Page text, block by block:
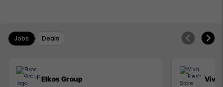
Jobs Deals
Elkos Group Viva